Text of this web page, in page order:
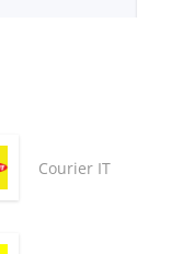
Courier IT